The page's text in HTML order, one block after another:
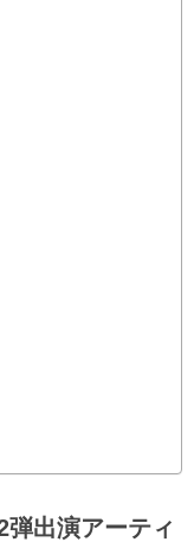
出演アーティ